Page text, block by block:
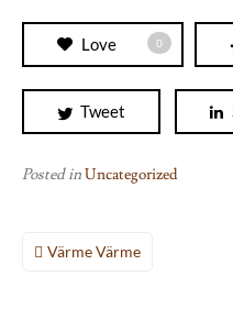
Love 0
Tweet
Posted inUncategorized
Inläggsnavigering
Värme Värme